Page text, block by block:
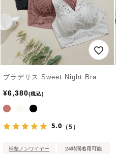
ブラデリス Sweet Night Bra
¥6,380 税込
5.0 （5）
補整ノンワイヤー 24時間着用可能